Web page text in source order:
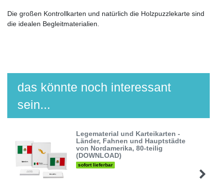
Die großen Kontrollkarten und natürlich die Holzpuzzlekarte sind
die idealen Begleitmaterialien.
das könnte noch interessant
sein...
Legematerial und Karteikarten -
Länder, Fahnen und Hauptstädte
von Nordamerika, 80-teilig
(DOWNLOAD)
sofort lieferbar